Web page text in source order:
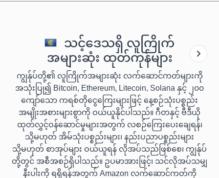
သင့်ဒေသရှိ လူကြိုက်
အများဆုံး ထုတ်ကုန်များ
ကျွန်ုပ်တို့၏ လူကြိုက်အများဆုံး လက်ဆောင်ကတ်များကို
အသုံးပြု၍ Bitcoin, Ethereum, Litecoin, Solana နှင့် ၂၀၀
ကျော်သော ကရစ်တိုငွေကြေးများဖြင့် နေ့စဉ်သုံးပစ္စည်း
အမျိုးအစားများစွာကို ဝယ်ယူနိုင်ပါသည်။ ဂီတနှင့် ဗီဒီယို
ထုတ်လွှင့်ဝန်ဆောင်မှုများအတွက် လစဉ်ကြေးပေးချေရန်၊
သို့မဟုတ် အိမ်သုံးပစ္စည်းများ၊ နည်းပညာပစ္စည်းများ
သို့မဟုတ် စာအုပ်များ ဝယ်ယူရန် လိုအပ်သည်ဖြစ်စေ၊ ကျွန်ုပ်
တို့တွင် အစီအစဉ်ရှိပါသည်။ ဥပမာအားဖြင့်၊ သင်လိုအပ်သမျှ
နီးပါးကို ရရှိရန်အတွက် Amazon လက်ဆောင်ကတ်ကို